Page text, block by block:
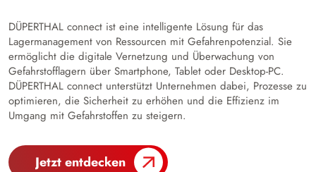
DÜPERTHAL connect ist eine intelligente Lösung für das
Lagermanagement von Ressourcen mit Gefahrenpotenzial. Sie
ermöglicht die digitale Vernetzung und Überwachung von
Gefahrstofflagern über Smartphone, Tablet oder Desktop-PC.
DÜPERTHAL connect unterstützt Unternehmen dabei, Prozesse zu
optimieren, die Sicherheit zu erhöhen und die Effizienz im
Umgang mit Gefahrstoffen zu steigern.
Jetzt entdecken